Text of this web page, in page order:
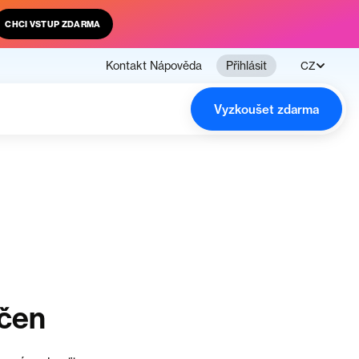
CHCI VSTUP ZDARMA
Kontakt Nápověda Přihlásit CZ
Vyzkoušet zdarma